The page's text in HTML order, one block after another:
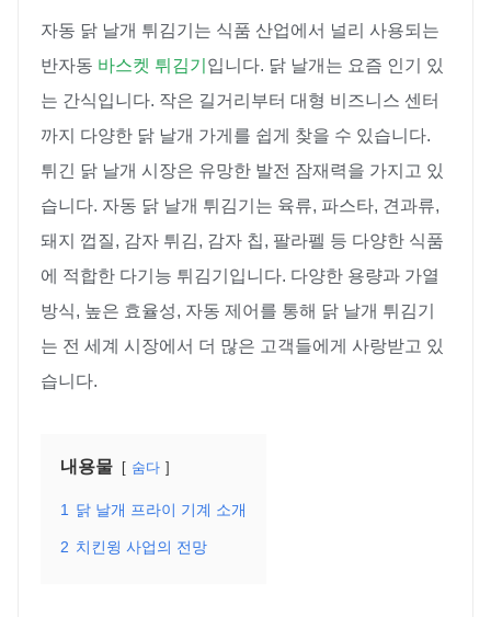
자동 닭 날개 튀김기는 식품 산업에서 널리 사용되는
반자동 바스켓 튀김기 입니다. 닭 날개는 요즘 인기 있
는 간식입니다. 작은 길거리부터 대형 비즈니스 센터
까지 다양한 닭 날개 가게를 쉽게 찾을 수 있습니다.
튀긴 닭 날개 시장은 유망한 발전 잠재력을 가지고 있
습니다. 자동 닭 날개 튀김기는 육류, 파스타, 견과류,
돼지 껍질, 감자 튀김, 감자 칩, 팔라펠 등 다양한 식품
에 적합한 다기능 튀김기입니다. 다양한 용량과 가열
방식, 높은 효율성, 자동 제어를 통해 닭 날개 튀김기
는 전 세계 시장에서 더 많은 고객들에게 사랑받고 있
습니다.
내용물 숨다
1 닭 날개 프라이 기계 소개
2 치킨윙 사업의 전망